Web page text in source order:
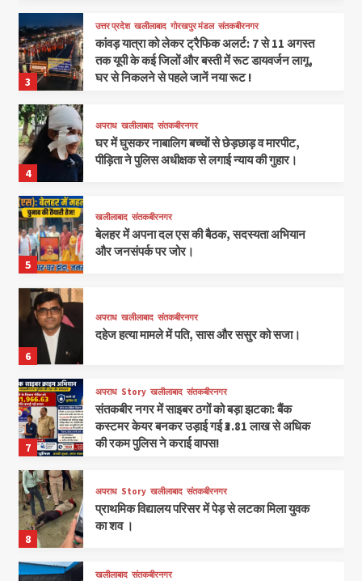
3
उत्तर प्रदेश खलीलाबाद गोरखपुर मंडल संतकबीरनगर
कांवड़ यात्रा को लेकर ट्रैफिक अलर्ट: 7 से 11 अगस्त
तक यूपी के कई जिलों और बस्ती में रूट डायवर्जन लागू,
घर से निकलने से पहले जानें नया रूट !
4
अपराध खलीलाबाद संतकबीरनगर
घर में घुसकर नाबालिग बच्चों से छेड़छाड़ व मारपीट,
पीड़िता ने पुलिस अधीक्षक से लगाई न्याय की गुहार।
5
खलीलाबाद संतकबीरनगर
बेलहर में अपना दल एस की बैठक, सदस्यता अभियान
और जनसंपर्क पर जोर।
6
अपराध खलीलाबाद संतकबीरनगर
दहेज हत्या मामले में पति, सास और ससुर को सजा।
7
अपराध Story खलीलाबाद संतकबीरनगर
संतकबीर नगर में साइबर ठगों को बड़ा झटका: बैंक
कस्टमर केयर बनकर उड़ाई गई ₹3.81 लाख से अधिक
की रकम पुलिस ने कराई वापस!
8
अपराध Story खलीलाबाद संतकबीरनगर
प्राथमिक विद्यालय परिसर में पेड़ से लटका मिला युवक
का शव ।
खलीलाबाद संतकबीरनगर